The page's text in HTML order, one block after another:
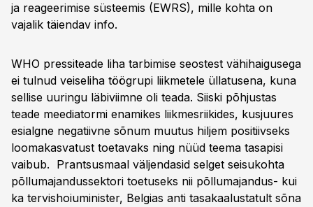
ja reageerimise süsteemis (EWRS), mille kohta on
vajalik täiendav info.
WHO pressiteade liha tarbimise seostest vähihaigusega
ei tulnud veiseliha töögrupi liikmetele üllatusena, kuna
sellise uuringu läbiviimne oli teada. Siiski põhjustas
teade meediatormi enamikes liikmesriikides, kusjuures
esialgne negatiivne sõnum muutus hiljem positiivseks
loomakasvatust toetavaks ning nüüd teema tasapisi
vaibub. Prantsusmaal väljendasid selget seisukohta
põllumajandussektori toetuseks nii põllumajandus- kui
ka tervishoiuminister, Belgias anti tasakaalustatult sõna